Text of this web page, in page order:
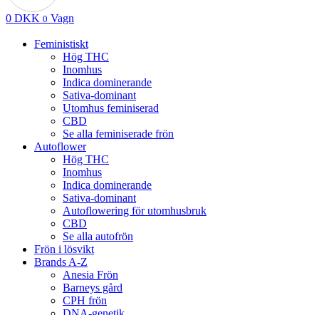
0 DKK 0 Vagn
Feministiskt
Hög THC
Inomhus
Indica dominerande
Sativa-dominant
Utomhus feminiserad
CBD
Se alla feminiserade frön
Autoflower
Hög THC
Inomhus
Indica dominerande
Sativa-dominant
Autoflowering för utomhusbruk
CBD
Se alla autofrön
Frön i lösvikt
Brands A-Z
Anesia Frön
Barneys gård
CPH frön